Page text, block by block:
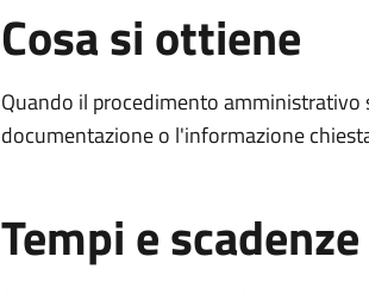
Cosa si ottiene
Quando il procedimento
documentazione o l'informazione
Tempi e scadenze